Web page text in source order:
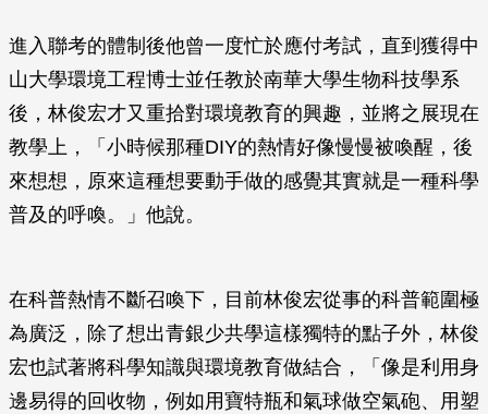
進入聯考的體制後他曾一度忙於應付考試，直到獲得中
山大學環境工程博士並任教於南華大學生物科技學系
後，林俊宏才又重拾對環境教育的興趣，並將之展現在
教學上，「小時候那種DIY的熱情好像慢慢被喚醒，後
來想想，原來這種想要動手做的感覺其實就是一種科學
普及的呼喚。」他說。
在科普熱情不斷召喚下，目前林俊宏從事的科普範圍極
為廣泛，除了想出青銀少共學這樣獨特的點子外，林俊
宏也試著將科學知識與環境教育做結合，「像是利用身
邊易得的回收物，例如用寶特瓶和氣球做空氣砲、用塑